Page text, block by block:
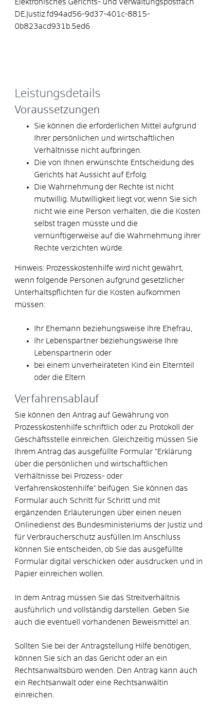
Elektronisches Gerichts- und Verwaltungspostfach
DE.Justiz.fd94ad56-9d37-401c-8815-
0b823acd931b.5ed6
Leistungsdetails
Voraussetzungen
Sie können die erforderlichen Mittel aufgrund
Ihrer persönlichen und wirtschaftlichen
Verhältnisse nicht aufbringen.
Die von Ihnen erwünschte Entscheidung des
Gerichts hat Aussicht auf Erfolg.
Die Wahrnehmung der Rechte ist nicht
mutwillig. Mutwilligkeit liegt vor, wenn Sie sich
nicht wie eine Person verhalten, die die Kosten
selbst tragen müsste und die
vernünftigerweise auf die Wahrnehmung ihrer
Rechte verzichten würde.
Hinweis: Prozesskostenhilfe wird nicht gewährt,
wenn folgende Personen aufgrund gesetzlicher
Unterhaltspflichten für die Kosten aufkommen
müssen:
Ihr Ehemann beziehungsweise Ihre Ehefrau,
Ihr Lebenspartner beziehungsweise Ihre
Lebenspartnerin oder
bei einem unverheirateten Kind ein Elternteil
oder die Eltern
Verfahrensablauf
Sie können den Antrag auf Gewährung von
Prozesskostenhilfe schriftlich oder zu Protokoll der
Geschäftsstelle einreichen. Gleichzeitig müssen Sie
Ihrem Antrag das ausgefüllte Formular "Erklärung
über die persönlichen und wirtschaftlichen
Verhältnisse bei Prozess- oder
Verfahrenskostenhilfe" beifügen. Sie können das
Formular auch Schritt für Schritt und mit
ergänzenden Erläuterungen über einen neuen
Onlinedienst des Bundesministeriums der Justiz und
für Verbraucherschutz ausfüllen.Im Anschluss
können Sie entscheiden, ob Sie das ausgefüllte
Formular digital verschicken oder ausdrucken und in
Papier einreichen wollen.
In dem Antrag müssen Sie das Streitverhältnis
ausführlich und vollständig darstellen. Geben Sie
auch die eventuell vorhandenen Beweismittel an.
Sollten Sie bei der Antragstellung Hilfe benötigen,
können Sie sich an das Gericht oder an ein
Rechtsanwaltsbüro wenden. Den Antrag kann auch
ein Rechtsanwalt oder eine Rechtsanwältin
einreichen.